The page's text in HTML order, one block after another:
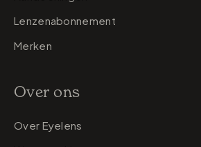
Lenzenabonnement
Merken
Over ons
Over Eyelens